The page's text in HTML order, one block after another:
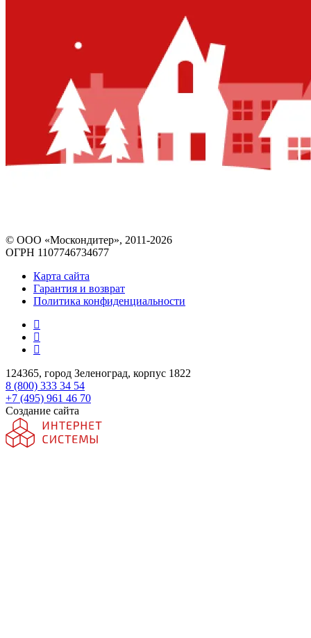
© ООО «Москондитер», 2011-2026
ОГРН 1107746734677
Карта сайта
Гарантия и возврат
Политика конфиденциальности
124365, город Зеленоград, корпус 1822
8 (800) 333 34 54
+7 (495) 961 46 70
Создание сайта